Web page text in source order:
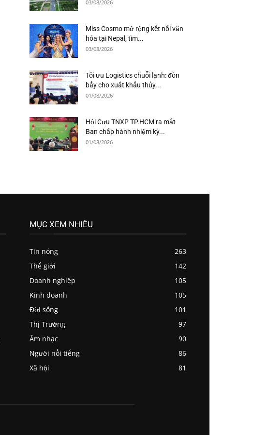
03/08/2026
Miss Cosmo mở rộng kết nối văn
hóa tại Nepal, tìm...
03/08/2026
Tối ưu Logistics chuỗi lạnh: đòn
bẩy cho xuất khẩu thủy...
01/08/2026
Hội Cựu TNXP TP.HCM ra mắt
Ban chấp hành nhiệm kỳ...
01/08/2026
MỤC XEM NHIỀU
Tin nóng
263
Thế giới
142
Doanh nghiệp
105
Kinh doanh
105
Đời sống
101
Thị Trường
97
Âm nhạc
90
Người nổi tiếng
86
Xã hội
81